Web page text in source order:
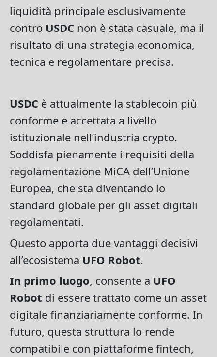
liquidità principale esclusivamente
contro USDC non è stata casuale, ma il
risultato di una strategia economica,
tecnica e regolamentare precisa.
USDC è attualmente la stablecoin più
conforme e accettata a livello
istituzionale nell’industria crypto.
Soddisfa pienamente i requisiti della
regolamentazione MiCA dell’Unione
Europea, che sta diventando lo
standard globale per gli asset digitali
regolamentati.
Questo apporta due vantaggi decisivi
all’ecosistema UFO Robot.
In primo luogo, consente a UFO
Robot di essere trattato come un asset
digitale finanziariamente conforme. In
futuro, questa struttura lo rende
compatibile con piattaforme fintech,